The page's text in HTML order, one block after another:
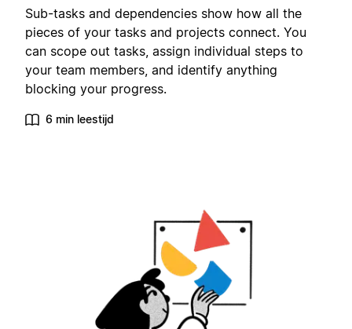
Sub-tasks and dependencies show how all the
pieces of your tasks and projects connect. You
can scope out tasks, assign individual steps to
your team members, and identify anything
blocking your progress.
6 min leestijd